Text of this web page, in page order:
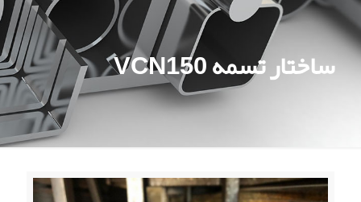
ساختار تسمه VCN150